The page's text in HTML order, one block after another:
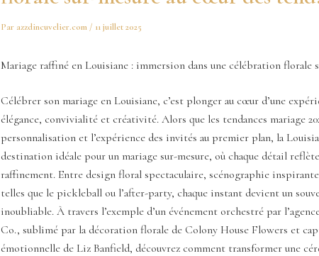
Par azzdincuvelier.com / 11 juillet 2025
Mariage raffiné en Louisiane : immersion dans une célébration florale
Célébrer son mariage en Louisiane, c’est plonger au cœur d’une
élégance, convivialité et créativité. Alors que les tendances mariage
personnalisation et l’expérience des invités au premier plan, la
destination idéale pour un mariage sur-mesure, où chaque détail
raffinement. Entre design floral spectaculaire, scénographie
telles que le pickleball ou l’after-party, chaque instant devient un
inoubliable. À travers l’exemple d’un événement orchestré par
Co., sublimé par la décoration florale de Colony House Flowers et
émotionnelle de Liz Banfield, découvrez comment transformer une